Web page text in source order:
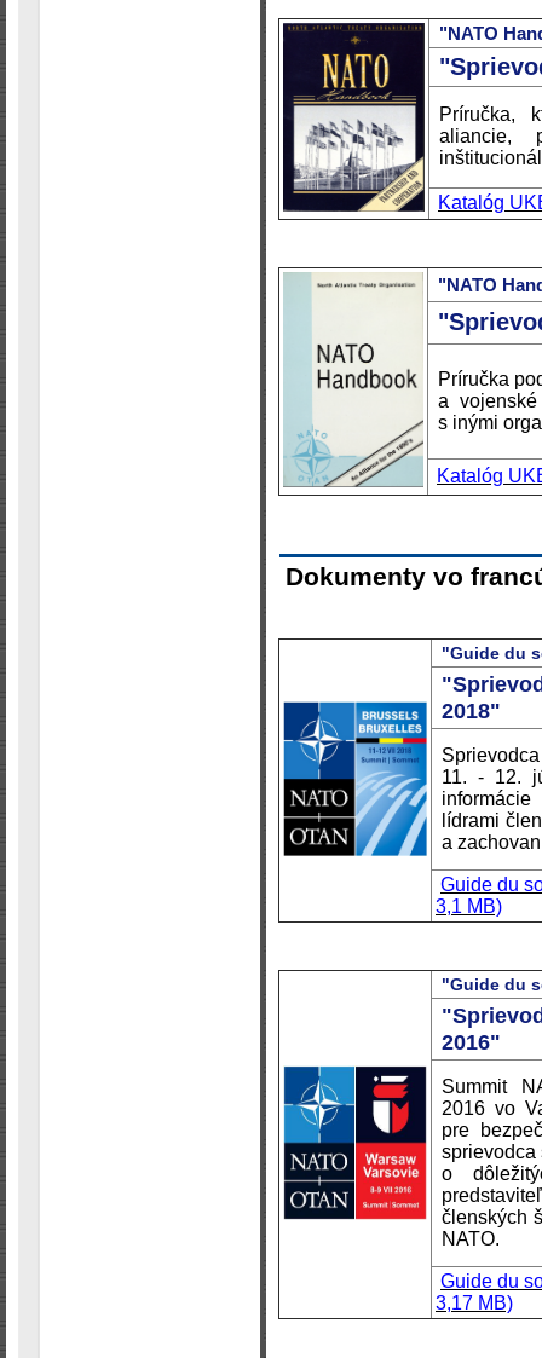
"NATO
Príručka,
aliancie,
Katalóg
"NATO
Príručka
a
s inými
Katalóg
Dokumenty vo
"Guide du
2018"
11. - 12.
lídrami
a
Guide du
3,1 MB)
"Guide du
2016"
Summit
2016 vo
pre
sprievodca
o
členských
NATO.
Guide du
3,17 MB)